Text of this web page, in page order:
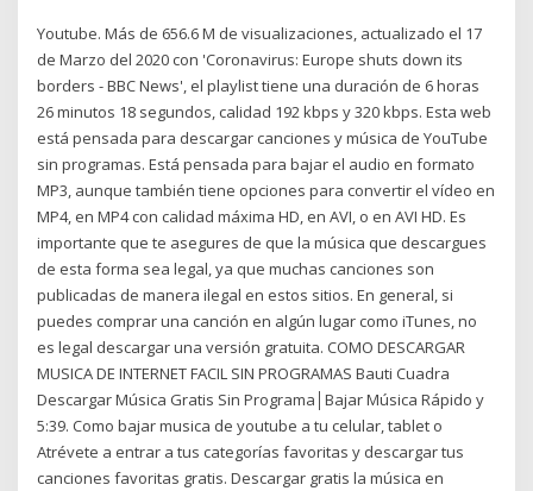
Youtube. Más de 656.6 M de visualizaciones, actualizado el 17
de Marzo del 2020 con 'Coronavirus: Europe shuts down its
borders - BBC News', el playlist tiene una duración de 6 horas
26 minutos 18 segundos, calidad 192 kbps y 320 kbps. Esta web
está pensada para descargar canciones y música de YouTube
sin programas. Está pensada para bajar el audio en formato
MP3, aunque también tiene opciones para convertir el vídeo en
MP4, en MP4 con calidad máxima HD, en AVI, o en AVI HD. Es
importante que te asegures de que la música que descargues
de esta forma sea legal, ya que muchas canciones son
publicadas de manera ilegal en estos sitios. En general, si
puedes comprar una canción en algún lugar como iTunes, no
es legal descargar una versión gratuita. COMO DESCARGAR
MUSICA DE INTERNET FACIL SIN PROGRAMAS Bauti Cuadra
Descargar Música Gratis Sin Programa│Bajar Música Rápido y
5:39. Como bajar musica de youtube a tu celular, tablet o
Atrévete a entrar a tus categorías favoritas y descargar tus
canciones favoritas gratis. Descargar gratis la música en